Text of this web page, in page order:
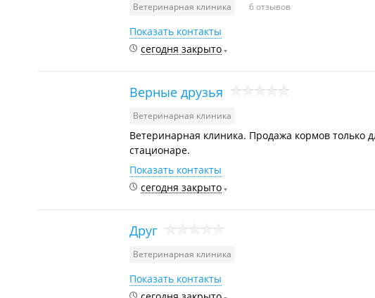
Ветеринарная клиника 6 отзывов
Показать контакты
сегодня закрыто
Верные друзья
Ветеринарная клиника
Ветеринарная клиника. Продажа кормов только
стационаре.
Показать контакты
сегодня закрыто
Друг
Ветеринарная клиника
Показать контакты